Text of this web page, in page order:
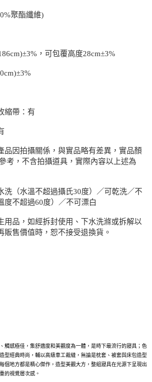
聚酯纖維)
，可包覆高度28cm±3%
縮帶：有
品因拍攝關係，與實品略有差異，實品顏
考，不含拍攝道具，實際內容以上述為
洗（水溫不超過攝氏30度）／可乾洗／不
度不超過60度）／不可漂白
用品，如經拆封使用、下水洗滌或拆解以
販售價值時，恕不接受退換貨。
觸感極佳，集舒適度和美觀度為一體，是時下最流行的寢具；色
型經典時尚，輔以高級車工裁縫，無論是枕套、被套與床包造型
個地方都是精心傑作，造型美觀大方，整組寢具在光源下呈現出
的視覺層次感。